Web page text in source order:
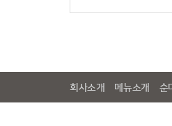
회사소개 메뉴소개 순